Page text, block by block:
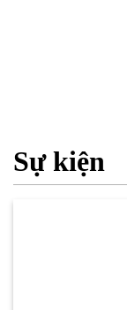
Sự kiện